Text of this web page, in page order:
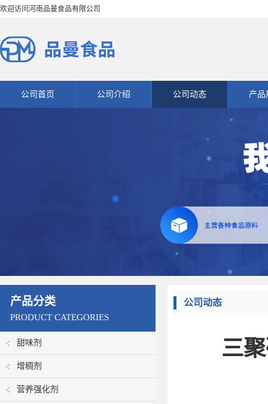
欢迎访问河南品曼食品有限公司
公司首页 公司介绍 公司动态 产品
产品分类
PRODUCT CATEGORIES
甜味剂
增稠剂
营养强化剂
公司动态
三